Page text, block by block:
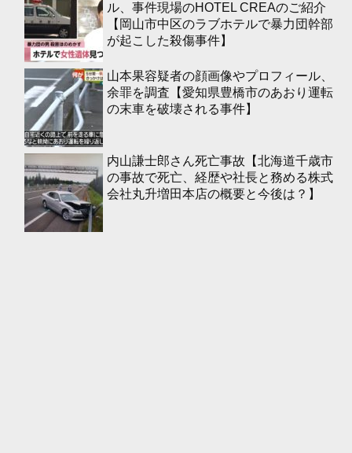
ル、事件現場のHOTEL CREAのご紹介
【岡山市中区のラブホテルで暴力団幹部
が起こした殺傷事件】
山本果容疑者の顔画像やプロフィール、
余罪を調査【愛知県豊橋市のあおり運転
の末車を破壊される事件】
内山謙士郎さん死亡事故【北海道千歳市
の事故で死亡、経歴や社長と務める株式
会社丸升増田本店の概要と今後は？】